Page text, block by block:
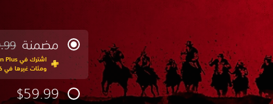
مضمنة
ومئات غيرها في
$59.99